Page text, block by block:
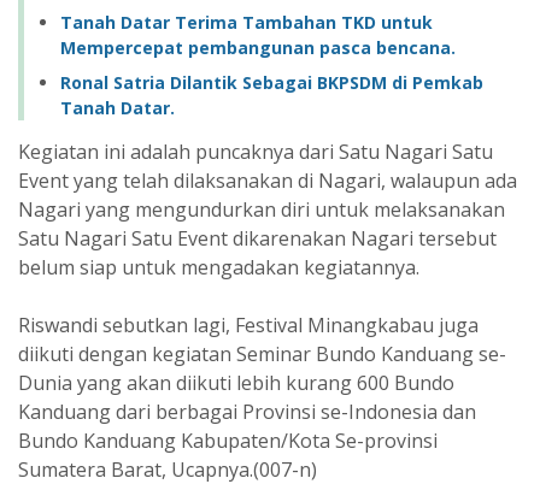
Tanah Datar Terima Tambahan TKD untuk
Mempercepat pembangunan pasca bencana.
Ronal Satria Dilantik Sebagai BKPSDM di Pemkab
Tanah Datar.
Kegiatan ini adalah puncaknya dari Satu Nagari Satu
Event yang telah dilaksanakan di Nagari, walaupun ada
Nagari yang mengundurkan diri untuk melaksanakan
Satu Nagari Satu Event dikarenakan Nagari tersebut
belum siap untuk mengadakan kegiatannya.
Riswandi sebutkan lagi, Festival Minangkabau juga
diikuti dengan kegiatan Seminar Bundo Kanduang se-
Dunia yang akan diikuti lebih kurang 600 Bundo
Kanduang dari berbagai Provinsi se-Indonesia dan
Bundo Kanduang Kabupaten/Kota Se-provinsi
Sumatera Barat, Ucapnya.(007-n)